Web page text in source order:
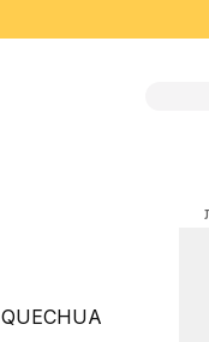
QUECHUA